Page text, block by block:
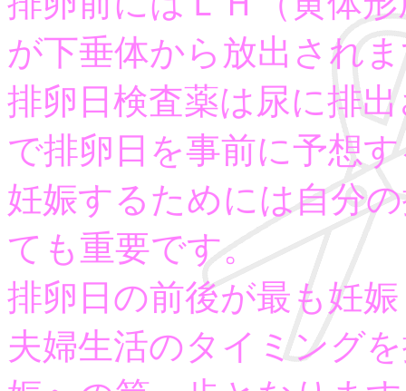
が下垂体から放出され
排卵日検査薬は尿に排
で排卵日を事前に予想
妊娠するためには自分
ても重要です。
排卵日の前後が最も妊
夫婦生活のタイミング